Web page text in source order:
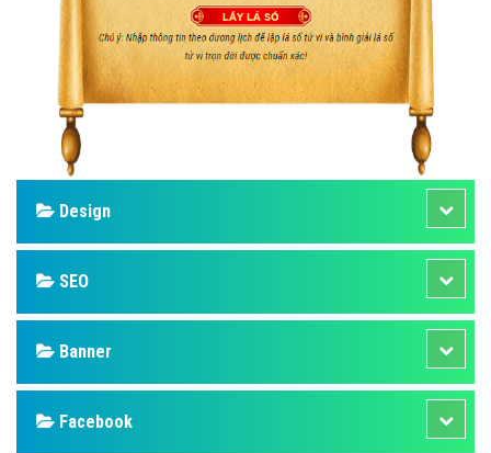
Design
SEO
Banner
Facebook